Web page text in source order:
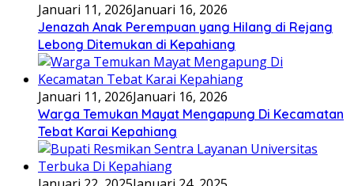
Januari 11, 2026Januari 16, 2026
Jenazah Anak Perempuan yang Hilang di Rejang
Lebong Ditemukan di Kepahiang
Januari 11, 2026Januari 16, 2026
Warga Temukan Mayat Mengapung Di Kecamatan
Tebat Karai Kepahiang